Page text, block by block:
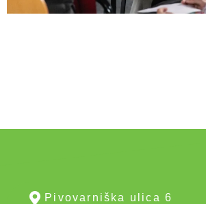
Pivovarniška ulica 6